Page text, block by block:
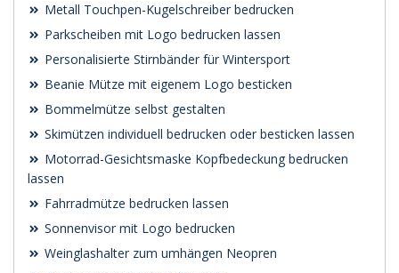
Metall Touchpen-Kugelschreiber bedrucken
Parkscheiben mit Logo bedrucken lassen
Personalisierte Stirnbänder für Wintersport
Beanie Mütze mit eigenem Logo besticken
Bommelmütze selbst gestalten
Skimützen individuell bedrucken oder besticken lassen
Motorrad-Gesichtsmaske Kopfbedeckung bedrucken
lassen
Fahrradmütze bedrucken lassen
Sonnenvisor mit Logo bedrucken
Weinglashalter zum umhängen Neopren